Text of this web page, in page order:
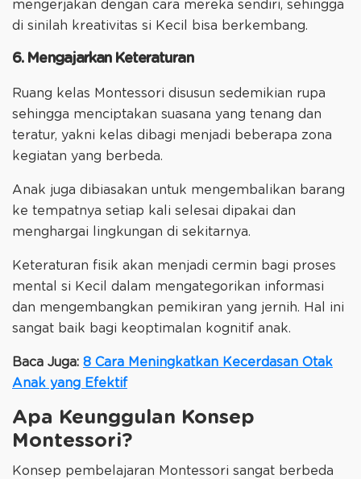
mengerjakan dengan cara mereka sendiri, sehingga
di sinilah kreativitas si Kecil bisa berkembang.
6. Mengajarkan Keteraturan
Ruang kelas Montessori disusun sedemikian rupa
sehingga menciptakan suasana yang tenang dan
teratur, yakni kelas dibagi menjadi beberapa zona
kegiatan yang berbeda.
Anak juga dibiasakan untuk mengembalikan barang
ke tempatnya setiap kali selesai dipakai dan
menghargai lingkungan di sekitarnya.
Keteraturan fisik akan menjadi cermin bagi proses
mental si Kecil dalam mengategorikan informasi
dan mengembangkan pemikiran yang jernih. Hal ini
sangat baik bagi keoptimalan kognitif anak.
Baca Juga: 8 Cara Meningkatkan Kecerdasan Otak
Anak yang Efektif
Apa Keunggulan Konsep
Montessori?
Konsep pembelajaran Montessori sangat berbeda